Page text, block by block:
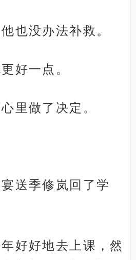
也没办法补救。
好一点。
里做了决定。
送季修岚回了学
好好地去上课，然